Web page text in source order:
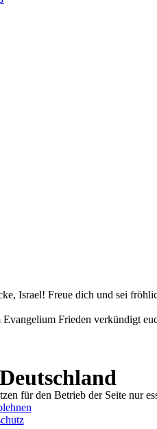
Israel! Freue dich und sei
Frieden verkündigt
für den Betrieb der Seite nur